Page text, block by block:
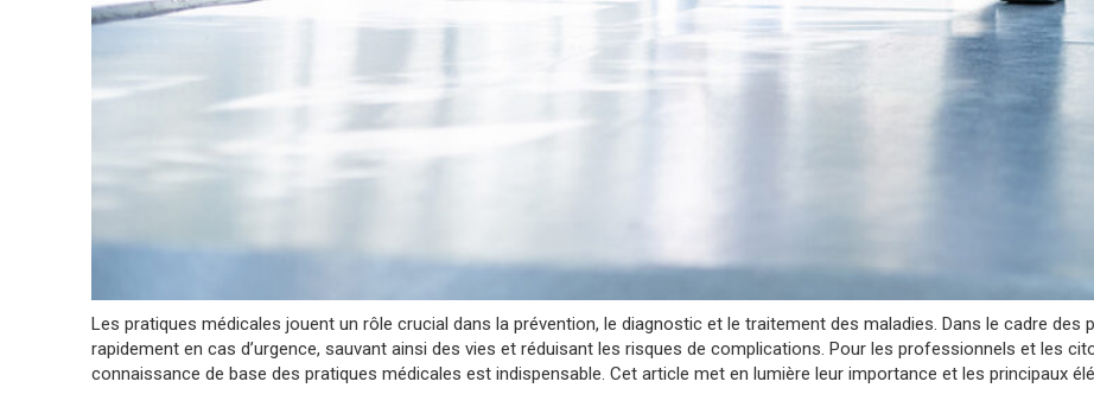
Les pratiques médicales jouent un rôle crucial dans la prévention, le diagnostic et le traitement des maladies. Dans le cadre des
rapidement en cas d’urgence, sauvant ainsi des vies et réduisant les risques de complications. Pour les professionnels et les
connaissance de base des pratiques médicales est indispensable. Cet article met en lumière leur importance et les principaux